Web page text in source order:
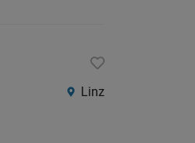
Linz